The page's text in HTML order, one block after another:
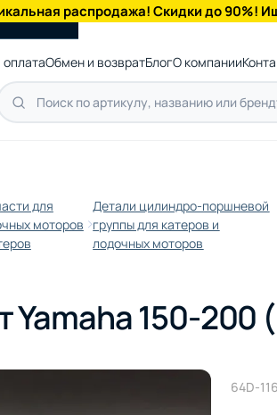
распродажа! Скидки до 90%!
Обмен и возвратБлогО компании
для
моторов
Детали цилиндро-поршневой
группы для катеров и
лодочных моторов
150-200
64D-